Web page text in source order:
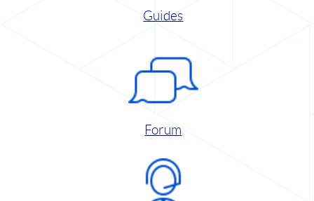
Guides
Forum